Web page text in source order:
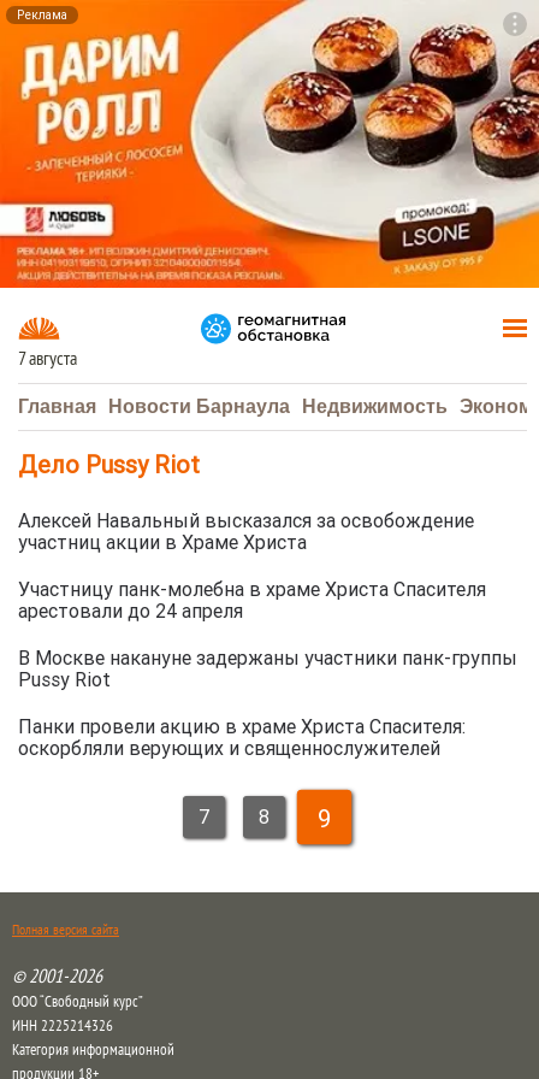
Реклама
7 августа
Главная Новости Барнаула Недвижимость
Дело Pussy Riot
Алексей Навальный высказался за освобождение
участниц акции в Храме Христа
Участницу панк-молебна в храме Христа Спасителя
арестовали до 24 апреля
В Москве накануне задержаны участники панк-группы
Pussy Riot
Панки провели акцию в храме Христа Спасителя:
оскорбляли верующих и священнослужителей
7 8 9
Полная версия сайта
© 2001-2026
ООО “Свободный курс”
ИНН 2225214326
Категория информационной
продукции 18+